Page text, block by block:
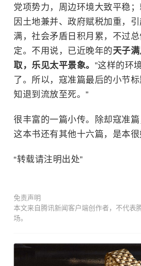
党项势力，周边环境大致平稳
因土地兼并、政府赋税加重，
满，社会矛盾日积月累，不过
定。不用说，已近晚年的天子
取，乐见太平景象。 ”这样的环
了。所以，寇准篇最后的小节标
知退到流放至死。”
很丰富的一篇小传。除却寇准篇
这本书还有其他十六篇，是本很
“转载请注明出处”
免责声明
本文来自腾讯新闻客户端创作者，不代表
场。